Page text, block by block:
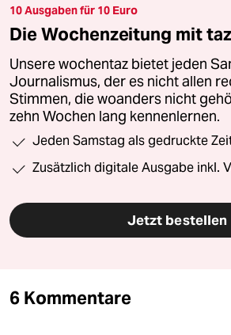
10 Ausgaben für 10 Euro
Die Wochenzeitung mit
Unsere wochentaz bietet jeden
Journalismus, der es nicht allen
Stimmen, die woanders nicht
zehn Wochen lang kennenlernen.
Jeden Samstag als gedruckte
Zusätzlich digitale Ausgabe inkl.
Jetzt bestellen
6 Kommentare